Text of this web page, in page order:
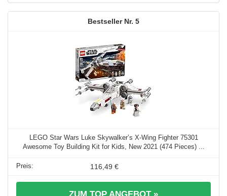
5
LEGO Star Wars Luke Skywalker’s X-Wing Fighter 75301
Awesome Toy Building Kit for Kids, New 2021 (474 Pieces) ...
116,49 €
ZUM TOP ANGEBOT »